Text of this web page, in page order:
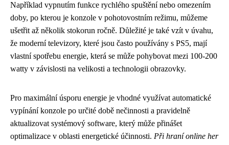
Například vypnutím funkce rychlého spuštění nebo omezením
doby, po kterou je konzole v pohotovostním režimu, můžeme
ušetřit až několik stokorun ročně. Důležité je také vzít v úvahu,
že moderní televizory, které jsou často používány s PS5, mají
vlastní spotřebu energie, která se může pohybovat mezi 100-200
watty v závislosti na velikosti a technologii obrazovky.
Pro maximální úsporu energie je vhodné využívat automatické
vypínání konzole po určité době nečinnosti a pravidelně
aktualizovat systémový software, který může přinášet
optimalizace v oblasti energetické účinnosti. Při hraní online her